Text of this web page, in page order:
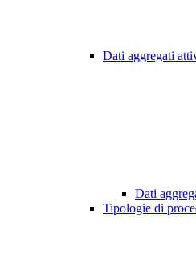
Dati aggregati
Dati
Tipologie di